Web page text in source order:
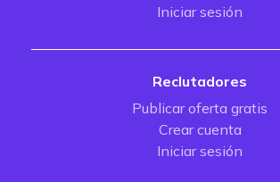
Iniciar sesión
Reclutadores
Publicar oferta gratis
Crear cuenta
Iniciar sesión